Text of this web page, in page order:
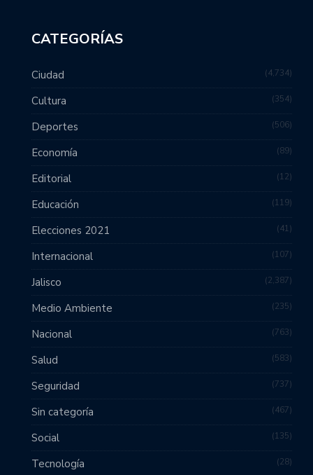
CATEGORÍAS
Ciudad 4,734
Cultura 354
Deportes 506
Economía 89
Editorial 12
Educación 119
Elecciones 2021 41
Internacional 107
Jalisco 2,387
Medio Ambiente 235
Nacional 763
Salud 583
Seguridad 737
Sin categoría 467
Social 135
Tecnología 28